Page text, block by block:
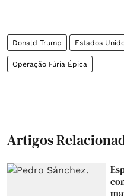
Donald Trump Estados
Operação Fúria Épica
Artigos